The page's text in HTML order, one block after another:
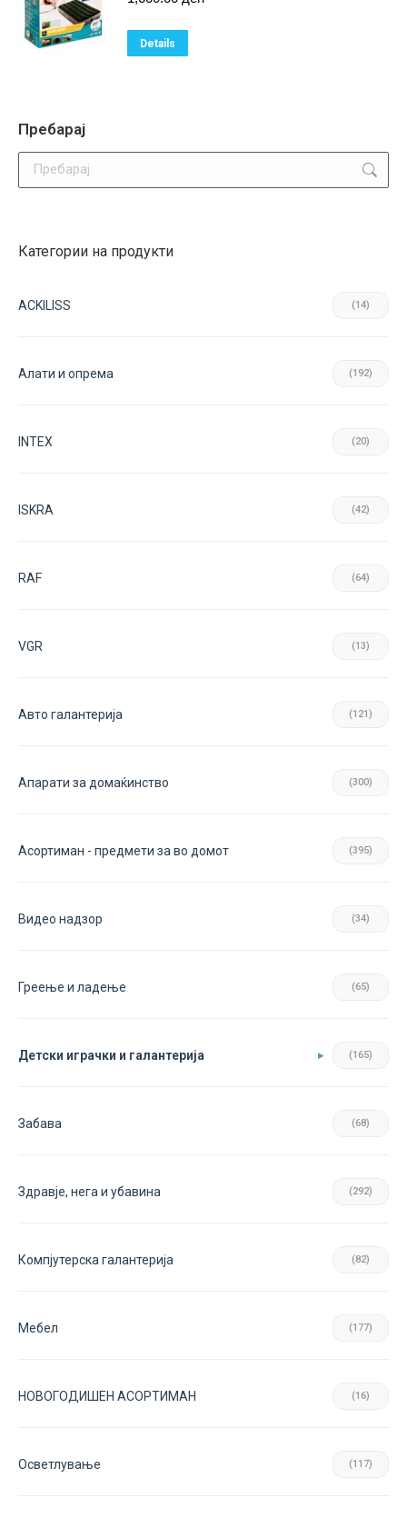
Details
Пребарај
Категории на продукти
ACKILISS (14)
Aлати и опрема (192)
INTEX (20)
ISKRA (42)
RAF (64)
VGR (13)
Авто галантерија (121)
Апарати за домаќинство (300)
Асортиман - предмети за во домот (395)
Видео надзор (34)
Греење и ладење (65)
Детски играчки и галантерија (165)
Забава (68)
Здравје, нега и убавина (292)
Компјутерска галантерија (82)
Мебел (177)
НОВОГОДИШЕН АСОРТИМАН (16)
Осветлување (117)